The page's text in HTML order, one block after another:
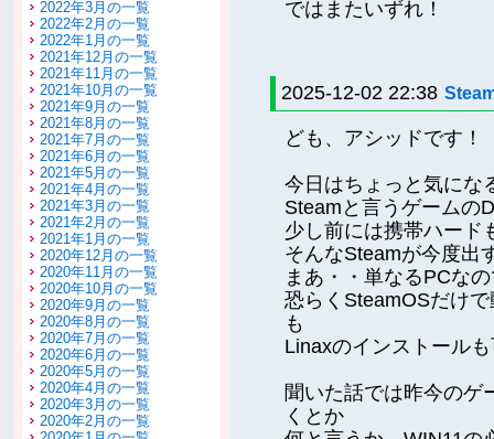
2022年3月の一覧
2022年2月の一覧
2022年1月の一覧
2021年12月の一覧
2021年11月の一覧
2021年10月の一覧
2021年9月の一覧
2021年8月の一覧
2021年7月の一覧
2021年6月の一覧
2021年5月の一覧
2021年4月の一覧
2021年3月の一覧
2021年2月の一覧
2021年1月の一覧
2020年12月の一覧
2020年11月の一覧
2020年10月の一覧
2020年9月の一覧
2020年8月の一覧
2020年7月の一覧
2020年6月の一覧
2020年5月の一覧
2020年4月の一覧
2020年3月の一覧
2020年2月の一覧
ではまたいずれ！
2025-12-02 22:38
ども、アシッドです！
今日はちょっと気にな
Steamと言うゲームの
少し前には携帯ハード
そんなSteamが今度出
まあ・・単なるPCな
恐らくSteamOSだけ
も
Linaxのインストール
聞いた話では昨今のゲ
くとか